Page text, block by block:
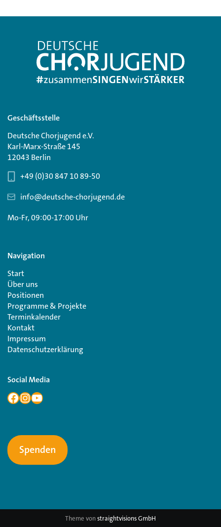
Geschäftsstelle
Deutsche Chorjugend e.V.
Karl-Marx-Straße 145
12043 Berlin
+49 (0)30 847 10 89-50
info@deutsche-chorjugend.de
Mo-Fr, 09:00-17:00 Uhr
Navigation
Start
Über uns
Positionen
Programme & Projekte
Terminkalender
Kontakt
Impressum
Datenschutzerklärung
Social Media
Spenden
Theme vonstraightvisions GmbH